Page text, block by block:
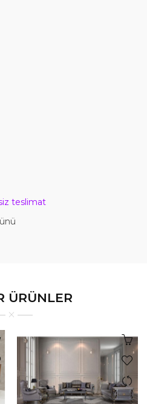
teslimat
ÜRÜNLER